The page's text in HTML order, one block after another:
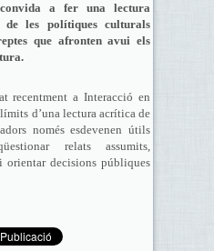
a fer una lectura
de les polítiques culturals
que afronten avui els
recentment a Interacció en
d’una lectura acrítica de
només esdevenen útils
relats assumits,
orientar decisions públiques